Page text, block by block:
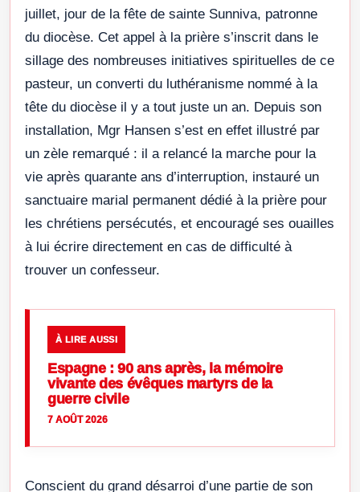
juillet, jour de la fête de sainte Sunniva, patronne
du diocèse. Cet appel à la prière s’inscrit dans le
sillage des nombreuses initiatives spirituelles de ce
pasteur, un converti du luthéranisme nommé à la
tête du diocèse il y a tout juste un an. Depuis son
installation, Mgr Hansen s’est en effet illustré par
un zèle remarqué : il a relancé la marche pour la
vie après quarante ans d’interruption, instauré un
sanctuaire marial permanent dédié à la prière pour
les chrétiens persécutés, et encouragé ses ouailles
à lui écrire directement en cas de difficulté à
trouver un confesseur.
À LIRE AUSSI
Espagne : 90 ans après, la mémoire
vivante des évêques martyrs de la
guerre civile
7 AOÛT 2026
Conscient du grand désarroi d’une partie de son